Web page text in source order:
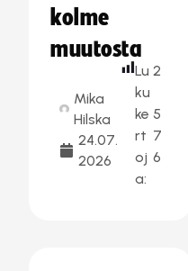
kolme
muutosta
Mika
Hilska
24.07.
2026
Lu
ku
ke
rt
oj
a:
2
5
7
6